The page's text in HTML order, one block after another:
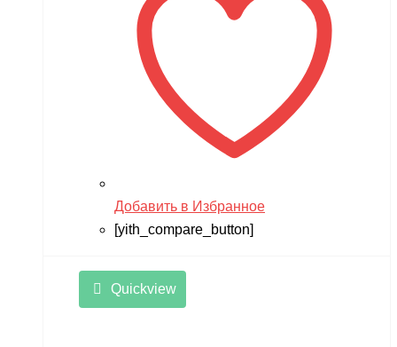
Добавить в Избранное
[yith_compare_button]
Quickview